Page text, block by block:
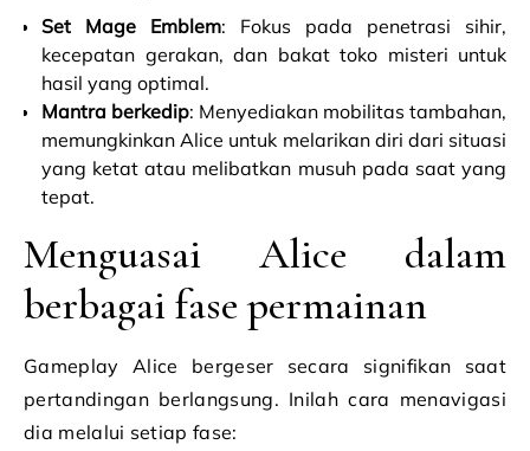
Set Mage Emblem: Fokus pada penetrasi sihir,
kecepatan gerakan, dan bakat toko misteri untuk
hasil yang optimal.
Mantra berkedip: Menyediakan mobilitas tambahan,
memungkinkan Alice untuk melarikan diri dari situasi
yang ketat atau melibatkan musuh pada saat yang
tepat.
Menguasai Alice dalam
berbagai fase permainan
Gameplay Alice bergeser secara signifikan saat
pertandingan berlangsung. Inilah cara menavigasi
dia melalui setiap fase: